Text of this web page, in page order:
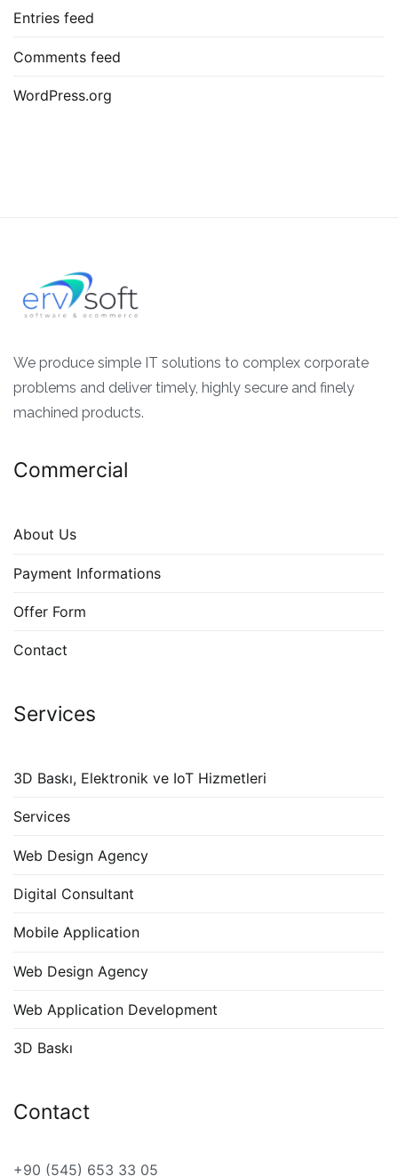
Entries feed
Comments feed
WordPress.org
We produce simple IT solutions to complex corporate
problems and deliver timely, highly secure and finely
machined products.
Commercial
About Us
Payment Informations
Offer Form
Contact
Services
3D Baskı, Elektronik ve IoT Hizmetleri
Services
Web Design Agency
Digital Consultant
Mobile Application
Web Design Agency
Web Application Development
3D Baskı
Contact
+90 (545) 653 33 05